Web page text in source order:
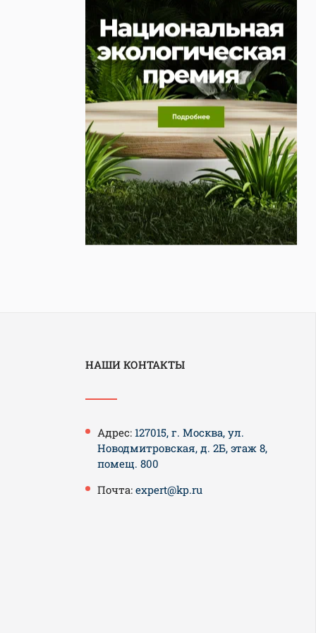
НАШИ КОНТАКТЫ
Адрес: 127015, г. Москва, ул.
Новодмитровская, д. 2Б, этаж 8,
помещ. 800
Почта: expert@kp.ru